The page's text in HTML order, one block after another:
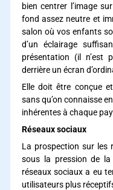
bien centrer l’image
fond assez neutre et
salon où vos enfants
d’un éclairage
présentation (il n’est
derrière un écran
Elle doit être conçue
sans qu’on connaisse
inhérentes à chaque
Réseaux sociaux
La prospection sur les
sous la pression de
réseaux sociaux a eu
utilisateurs plus